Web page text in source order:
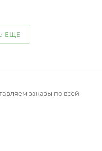
ЕЩЕ
заказы по всей